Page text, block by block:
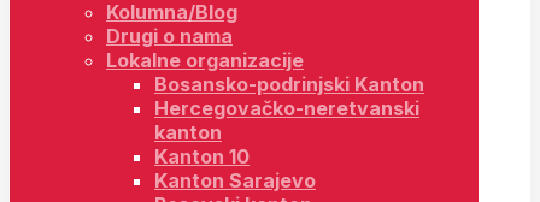
Kolumna/Blog
Drugi o nama
Lokalne organizacije
Bosansko-podrinjski Kanton
Hercegovačko-neretvanski
kanton
Kanton 10
Kanton Sarajevo